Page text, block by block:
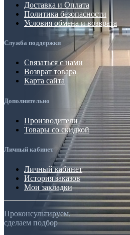
Доставка и Оплата
Политика безопасности
Условия обмена и возврата
Служба поддержки
Связаться с нами
Возврат товара
Карта сайта
Дополнительно
Производители
Товары со скидкой
Личный кабинет
Личный кабинет
История заказов
Мои закладки
Проконсультируем,
сделаем подбор